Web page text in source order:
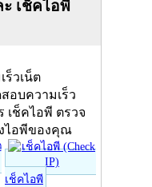
ะ เช็คไอพี
ร็วเน็ต
สอบความเร็ว
เช็คไอพี ตรวจ
ไอพีของคุณ
เช็คไอพี